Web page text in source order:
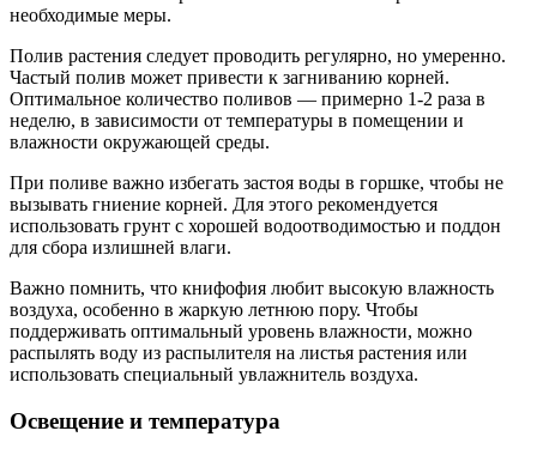
необходимые меры.
Полив растения следует проводить регулярно, но умеренно.
Частый полив может привести к загниванию корней.
Оптимальное количество поливов — примерно 1-2 раза в
неделю, в зависимости от температуры в помещении и
влажности окружающей среды.
При поливе важно избегать застоя воды в горшке, чтобы не
вызывать гниение корней. Для этого рекомендуется
использовать грунт с хорошей водоотводимостью и поддон
для сбора излишней влаги.
Важно помнить, что книфофия любит высокую влажность
воздуха, особенно в жаркую летнюю пору. Чтобы
поддерживать оптимальный уровень влажности, можно
распылять воду из распылителя на листья растения или
использовать специальный увлажнитель воздуха.
Освещение и температура